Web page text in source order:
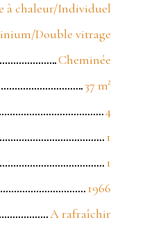
à chaleur/Individuel
Double vitrage
Cheminée
37 m²
4
1
1
1966
A rafraîchir